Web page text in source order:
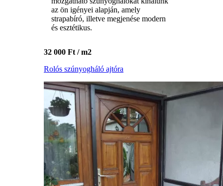
az ön igényei alapján, amely
strapabíró, illetve megjenése modern
és esztétikus.
32 000 Ft / m2
Rolós szúnyogháló ajtóra